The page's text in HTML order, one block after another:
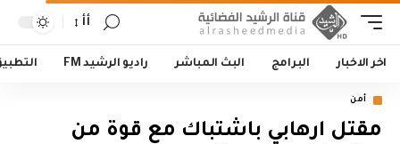
أأ
اخر الاخبار البرامج البث المباشر راديو الرشيد FM
أمن
مقتل ارهابي باشتباك مع قوة من